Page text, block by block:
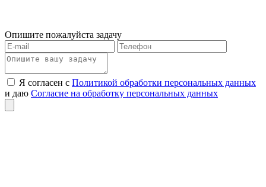
Опишите пожалуйста задачу
Я согласен с Политикой обработки персональных данных
и даю Согласие на обработку персональных данных